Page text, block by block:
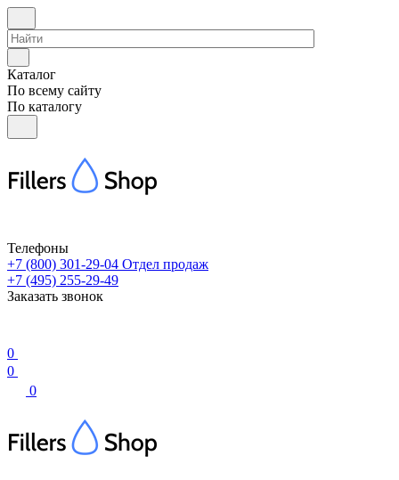
Каталог
По всему сайту
По каталогу
Телефоны
+7 (800) 301-29-04 Отдел продаж
+7 (495) 255-29-49
Заказать звонок
0
0
0